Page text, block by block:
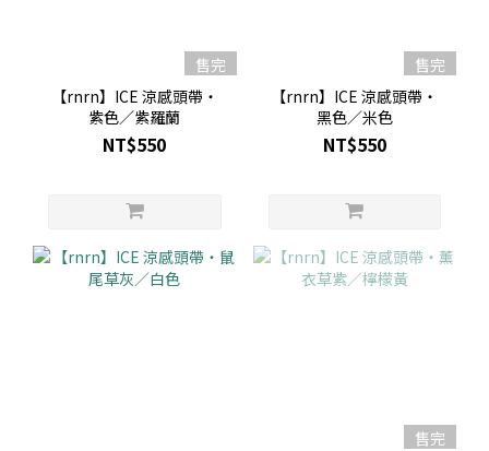
售完
【rnrn】ICE 涼感頭帶・
紫色／紫羅蘭
NT$550
售完
【rnrn】ICE 涼感頭帶・
黑色／米色
NT$550
售完